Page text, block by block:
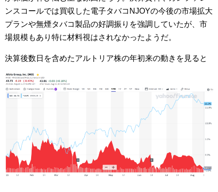
ンスコールでは買収した電子タバコNJOYの今後の市場拡大
プランや無煙タバコ製品の好調振りを強調していたが、市
場規模もあり特に材料視はされなかったようだ。
決算後数日を含めたアルトリア株の年初来の動きを見ると